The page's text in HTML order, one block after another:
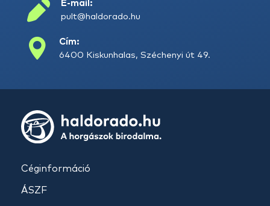
E-mail:
pult@haldorado.hu
Cím:
6400 Kiskunhalas, Széchenyi út 49.
Céginformáció
ÁSZF